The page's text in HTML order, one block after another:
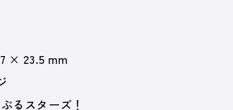
× 23.5 mm
るスターズ！